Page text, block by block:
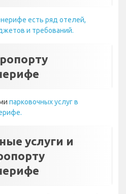
есть ряд отелей,
и требований.
парковочных услуг в
услуги и